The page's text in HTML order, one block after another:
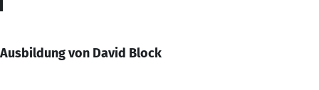
Ausbildung von David Block